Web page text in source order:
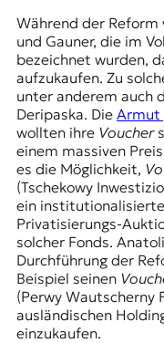
Während der
und Gauner, die im
bezeichnet wurden,
aufzukaufen. Zu
unter anderem auch
Deripaska. Die Armut
wollten ihre Voucher
einem massiven
es die Möglichkeit,
(Tschekowy
ein
Privatisierungs-
solcher Fonds.
Durchführung der
Beispiel seinen
(Perwy Wautscherny
ausländischen
einzukaufen.